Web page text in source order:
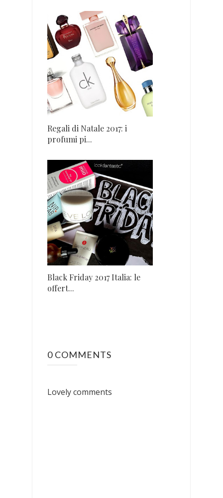
Regali di Natale 2017: i
profumi pi...
Black Friday 2017 Italia: le
offert...
0 COMMENTS
Lovely comments